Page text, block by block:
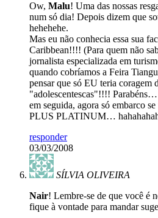
Ow, Malu! Uma das nossas
num só dia! Depois dizem que
hehehehe.
Mas eu não conhecia essa sua
Caribbean!!!! (Para quem não
jornalista especializada em
quando cobríamos a Feira
pensar que só EU teria coragem
"adolescentescas"!!!!
em seguida, agora só embarco
PLUS PLATINUM…
responder
03/03/2008
SÍLVIA OLIVEIRA
Nair! Lembre-se de que você é
fique à vontade para mandar